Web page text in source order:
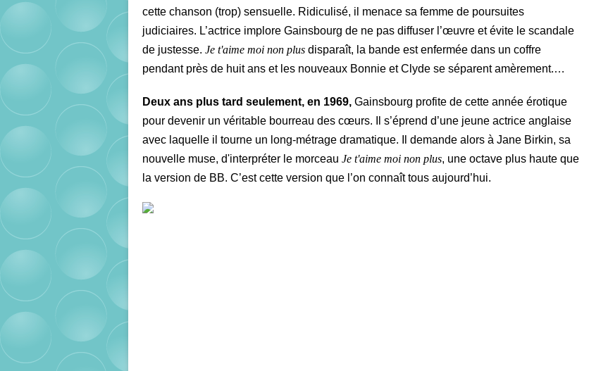
cette chanson (trop) sensuelle. Ridiculisé, il menace sa femme de poursuites
judiciaires. L’actrice implore Gainsbourg de ne pas diffuser l’œuvre et évite le scandale
de justesse. Je t'aime moi non plus disparaît, la bande est enfermée dans un coffre
pendant près de huit ans et les nouveaux Bonnie et Clyde se séparent amèrement.…
Deux ans plus tard seulement, en 1969, Gainsbourg profite de cette année érotique
pour devenir un véritable bourreau des cœurs. Il s’éprend d’une jeune actrice anglaise
avec laquelle il tourne un long-métrage dramatique. Il demande alors à Jane Birkin, sa
nouvelle muse, d'interpréter le morceau Je t'aime moi non plus, une octave plus haute que
la version de BB. C’est cette version que l’on connaît tous aujourd’hui.